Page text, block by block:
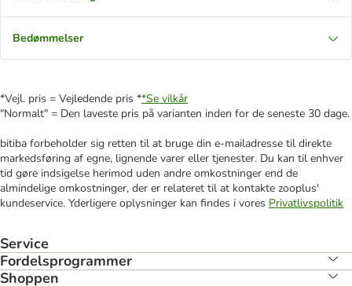
Bedømmelser
*Vejl. pris = Vejledende pris **Se vilkår
"Normalt" = Den laveste pris på varianten inden for de seneste 30 dage.
bitiba forbeholder sig retten til at bruge din e-mailadresse til direkte
markedsføring af egne, lignende varer eller tjenester. Du kan til enhver
tid gøre indsigelse herimod uden andre omkostninger end de
almindelige omkostninger, der er relateret til at kontakte zooplus'
kundeservice. Yderligere oplysninger kan findes i vores Privatlivspolitik
Service
Fordelsprogrammer
Shoppen